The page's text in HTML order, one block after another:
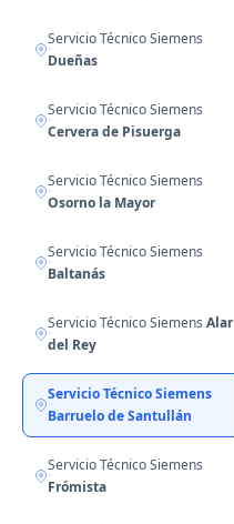
Servicio Técnico Siemens
Dueñas
Servicio Técnico Siemens
Cervera de Pisuerga
Servicio Técnico Siemens
Osorno la Mayor
Servicio Técnico Siemens
Baltanás
Servicio Técnico Siemens Alar
del Rey
Servicio Técnico Siemens
Barruelo de Santullán
Servicio Técnico Siemens
Frómista